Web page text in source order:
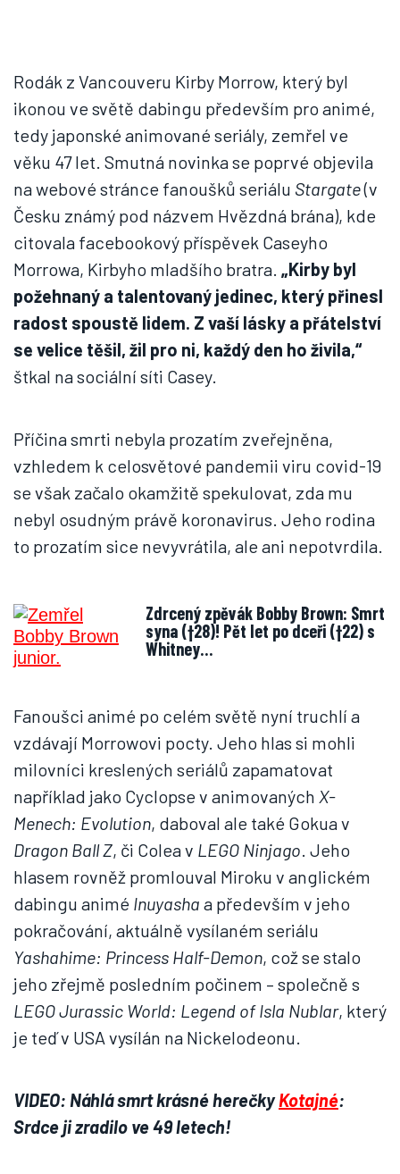
Rodák z Vancouveru Kirby Morrow, který byl
ikonou ve světě dabingu především pro animé,
tedy japonské animované seriály, zemřel ve
věku 47 let. Smutná novinka se poprvé objevila
na webové stránce fanoušků seriálu Stargate(v
Česku známý pod názvem Hvězdná brána), kde
citovala facebookový příspěvek Caseyho
Morrowa, Kirbyho mladšího bratra. „Kirby byl
požehnaný a talentovaný jedinec, který přinesl
radost spoustě lidem. Z vaší lásky a přátelství
se velice těšil, žil pro ni, každý den ho živila,“
štkal na sociální síti Casey.
Příčina smrti nebyla prozatím zveřejněna,
vzhledem k celosvětové pandemii viru covid-19
se však začalo okamžitě spekulovat, zda mu
nebyl osudným právě koronavirus. Jeho rodina
to prozatím sice nevyvrátila, ale ani nepotvrdila.
Zdrcený zpěvák Bobby Brown: Smrt
syna (†28)! Pět let po dceři (†22) s
Whitney…
Fanoušci animé po celém světě nyní truchlí a
vzdávají Morrowovi pocty. Jeho hlas si mohli
milovníci kreslených seriálů zapamatovat
například jako Cyclopse v animovaných X-
Menech: Evolution, daboval ale také Gokua v
Dragon Ball Z, či Colea v LEGO Ninjago. Jeho
hlasem rovněž promlouval Miroku v anglickém
dabingu animé Inuyasha a především v jeho
pokračování, aktuálně vysílaném seriálu
Yashahime: Princess Half-Demon, což se stalo
jeho zřejmě posledním počinem – společně s
LEGO Jurassic World: Legend of Isla Nublar, který
je teď v USA vysílán na Nickelodeonu.
VIDEO: Náhlá smrt krásné herečkyKotajné:
Srdce ji zradilo ve 49 letech!